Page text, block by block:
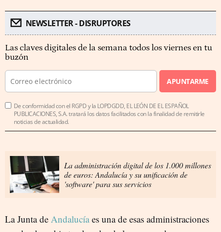
NEWSLETTER - DISRUPTORES
Las claves digitales de la semana todos los viernes en tu
buzón
APUNTARME
De conformidad con el RGPD y la LOPDGDD, EL LEÓN DE EL ESPAÑOL
PUBLICACIONES, S.A. tratará los datos facilitados con la finalidad de remitirle
noticias de actualidad.
La administración digital de los 1.000 millones
de euros: Andalucía y su unificación de
'software' para sus servicios
La Junta de Andalucía es una de esas administraciones